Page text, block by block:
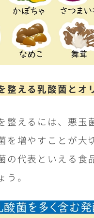
整える乳酸菌とオ
整えるには、悪玉
を増やすことが大
の代表といえる食
。